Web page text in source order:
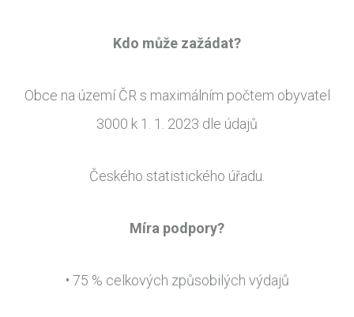
Kdo může zažádat?
Obce na území ČR s maximálním počtem obyvatel
3000 k 1. 1. 2023 dle údajů
Českého statistického úřadu.
Míra podpory?
• 75 % celkových způsobilých výdajů